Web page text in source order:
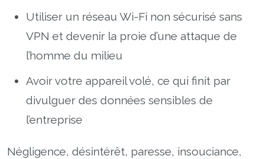
Utiliser un réseau Wi-Fi non sécurisé sans
VPN et devenir la proie d’une attaque de
l’homme du milieu
Avoir votre appareil volé, ce qui finit par
divulguer des données sensibles de
l’entreprise
Négligence, désintérêt, paresse, insouciance,